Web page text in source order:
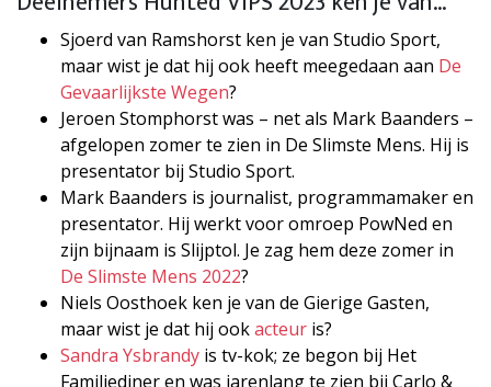
Sjoerd van Ramshorst ken je van Studio Sport,
maar wist je dat hij ook heeft meegedaan aan De
Gevaarlijkste Wegen?
Jeroen Stomphorst was – net als Mark Baanders –
afgelopen zomer te zien in De Slimste Mens. Hij is
presentator bij Studio Sport.
Mark Baanders is journalist, programmamaker en
presentator. Hij werkt voor omroep PowNed en
zijn bijnaam is Slijptol. Je zag hem deze zomer in
De Slimste Mens 2022?
Niels Oosthoek ken je van de Gierige Gasten,
maar wist je dat hij ookacteur is?
Sandra Ysbrandy is tv-kok; ze begon bij Het
Familiediner en was jarenlang te zien bij Carlo &